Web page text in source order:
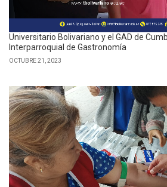
Universitario Bolivariano y el GAD de
Interparroquial de Gastronomía
OCTUBRE 21, 2023